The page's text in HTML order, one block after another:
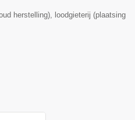
herstelling), loodgieterij (plaatsing